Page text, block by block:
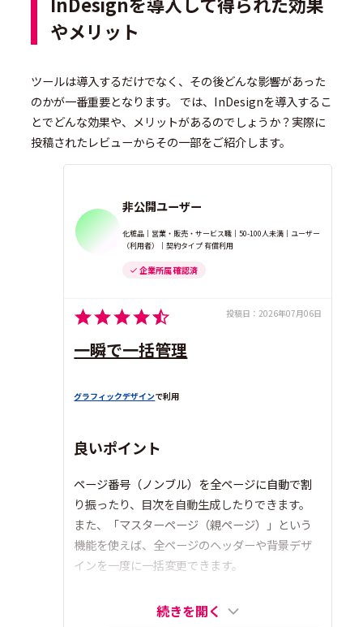
やメリット
ツールは導入するだけでなく、その後どんな影響があった
のかが一番重要となります。 では、InDesignを導入するこ
とでどんな効果や、メリットがあるのでしょうか？実際に
投稿されたレビューからその一部をご紹介します。
非公開ユーザー
化粧品｜営業・販売・サービス職｜50-100人未満｜ユーザー
（利用者）｜契約タイプ 有償利用
企業所属 確認済
投稿日： 2026年07月06日
一瞬で一括管理
グラフィックデザインで利用
良いポイント
ページ番号（ノンブル）を全ページに自動で割
り振ったり、目次を自動生成したりできます。
また、「マスターページ（親ページ）」という
機能を使えば、全ページのヘッダーや背景デザ
インを一度に一括変更できます。
続きを開く